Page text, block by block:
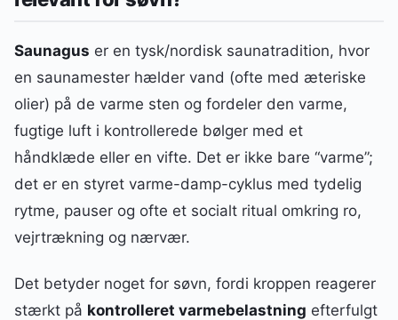
Saunagus er en tysk/nordisk saunatradition, hvor
en saunamester hælder vand (ofte med æteriske
olier) på de varme sten og fordeler den varme,
fugtige luft i kontrollerede bølger med et
håndklæde eller en vifte. Det er ikke bare “varme”;
det er en styret varme-damp-cyklus med tydelig
rytme, pauser og ofte et socialt ritual omkring ro,
vejrtrækning og nærvær.
Det betyder noget for søvn, fordi kroppen reagerer
stærkt på kontrolleret varmebelastning efterfulgt